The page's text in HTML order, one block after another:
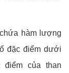
hàm lượng
đặc điểm dưới
của than